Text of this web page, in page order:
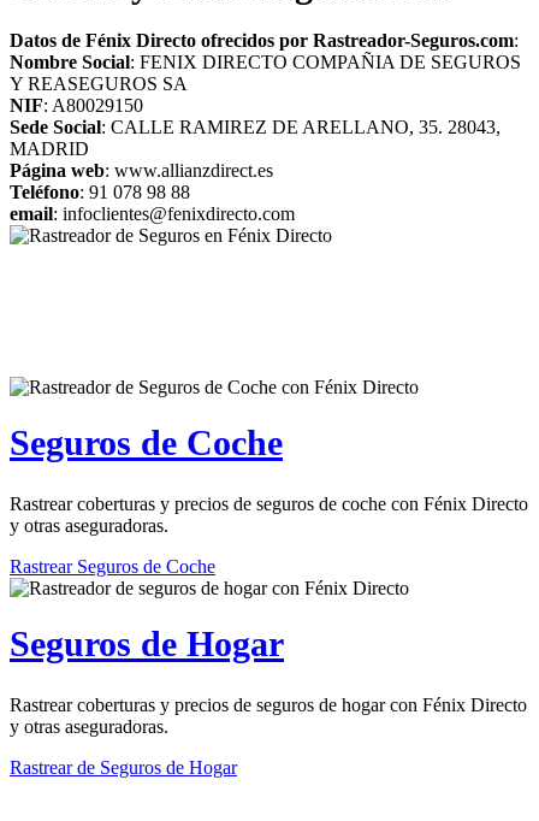
Datos de Fénix Directo ofrecidos por Rastreador-Seguros.com:
Nombre Social: FENIX DIRECTO COMPAÑIA DE SEGUROS
Y REASEGUROS SA
NIF: A80029150
Sede Social: CALLE RAMIREZ DE ARELLANO, 35. 28043,
MADRID
Página web: www.allianzdirect.es
Teléfono: 91 078 98 88
email: infoclientes@fenixdirecto.com
Seguros de Coche
Rastrear coberturas y precios de seguros de coche con Fénix Directo
y otras aseguradoras.
Rastrear Seguros de Coche
Seguros de Hogar
Rastrear coberturas y precios de seguros de hogar con Fénix Directo
y otras aseguradoras.
Rastrear de Seguros de Hogar